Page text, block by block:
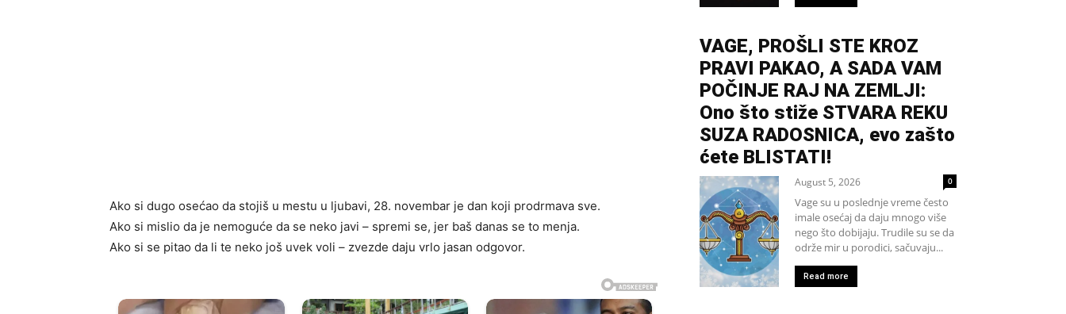
Ako si dugo osećao da stojiš u mestu u ljubavi, 28. novembar je dan koji prodrmava sve.
Ako si mislio da je nemoguće da se neko javi – spremi se, jer baš danas se to menja.
Ako si se pitao da li te neko još uvek voli – zvezde daju vrlo jasan odgovor.
VAGE, PROŠLI STE KROZ
PRAVI PAKAO, A SADA VAM
POČINJE RAJ NA ZEMLJI:
Ono što stiže STVARA REKU
SUZA RADOSNICA, evo zašto
ćete BLISTATI!
August 5, 2026 0
Vage su u poslednje vreme često
imale osećaj da daju mnogo više
nego što dobijaju. Trudile su se da
održe mir u porodici, sačuvaju...
Read more